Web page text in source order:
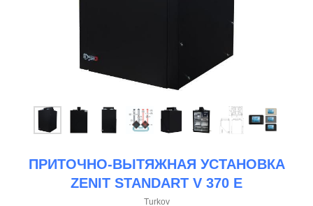
ПРИТОЧНО-ВЫТЯЖНАЯ УСТАНОВКА
ZENIT STANDART V 370 E
Turkov